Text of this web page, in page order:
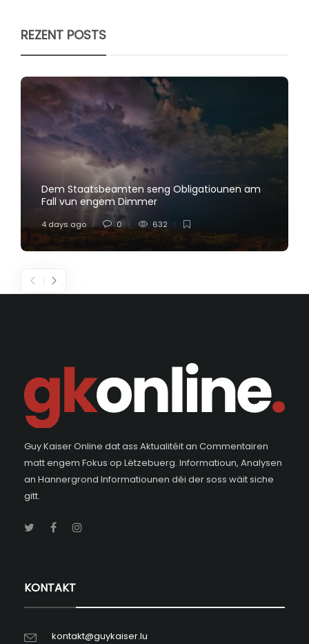
REZENT POSTS
Dem Staatsbeamten seng Obligatiounen am
Fall vun engem Dimmer
4 days ago 0 632
Guy Kaiser Online dat ass Aktualitéit an Commentairen
matt engem Fokus op Lëtzebuerg. Informatioun, Analysen
an Hannergrond Informatiounen déi der soss wäit siche
gitt.
KONTAKT
kontakt@guykaiser.lu